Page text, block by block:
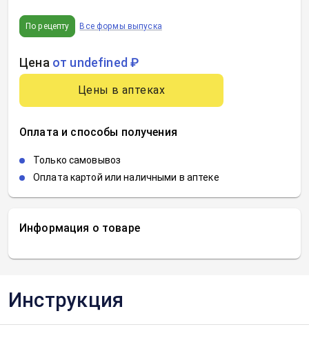
Информация о товаре
По рецепту Все формы выпуска
Цена от undefined ₽
Цены в аптеках
Оплата и способы получения
Только самовывоз
Оплата картой или наличными в аптеке
Инструкция